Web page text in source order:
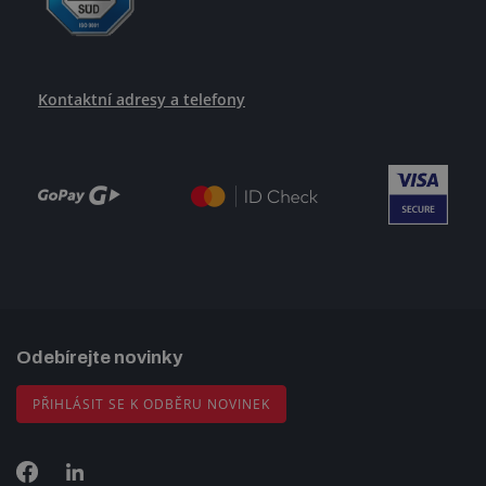
Kontaktní adresy a telefony
Odebírejte novinky
PŘIHLÁSIT SE K ODBĚRU NOVINEK